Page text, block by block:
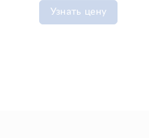
Узнать цену